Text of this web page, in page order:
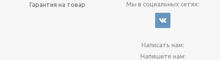
Гарантия на товар
Мы в социальных сетях:
Написать нам:
Напишите нам: